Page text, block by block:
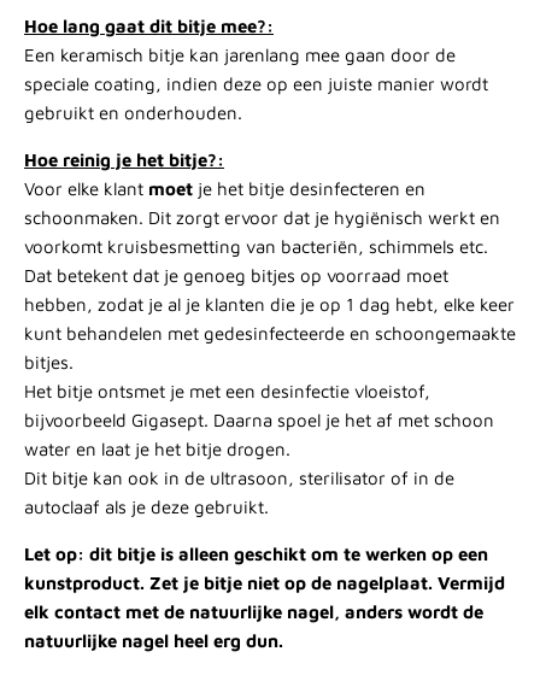
Hoe lang gaat dit bitje mee?:
Een keramisch bitje kan jarenlang mee gaan door de
speciale coating, indien deze op een juiste manier wordt
gebruikt en onderhouden.
Hoe reinig je het bitje?:
Voor elke klant moet je het bitje desinfecteren en
schoonmaken. Dit zorgt ervoor dat je hygiënisch werkt en
voorkomt kruisbesmetting van bacteriën, schimmels etc.
Dat betekent dat je genoeg bitjes op voorraad moet
hebben, zodat je al je klanten die je op 1 dag hebt, elke keer
kunt behandelen met gedesinfecteerde en schoongemaakte
bitjes.
Het bitje ontsmet je met een desinfectie vloeistof,
bijvoorbeeld Gigasept. Daarna spoel je het af met schoon
water en laat je het bitje drogen.
Dit bitje kan ook in de ultrasoon, sterilisator of in de
autoclaaf als je deze gebruikt.
Let op: dit bitje is alleen geschikt om te werken op een
kunstproduct. Zet je bitje niet op de nagelplaat. Vermijd
elk contact met de natuurlijke nagel, anders wordt de
natuurlijke nagel heel erg dun.